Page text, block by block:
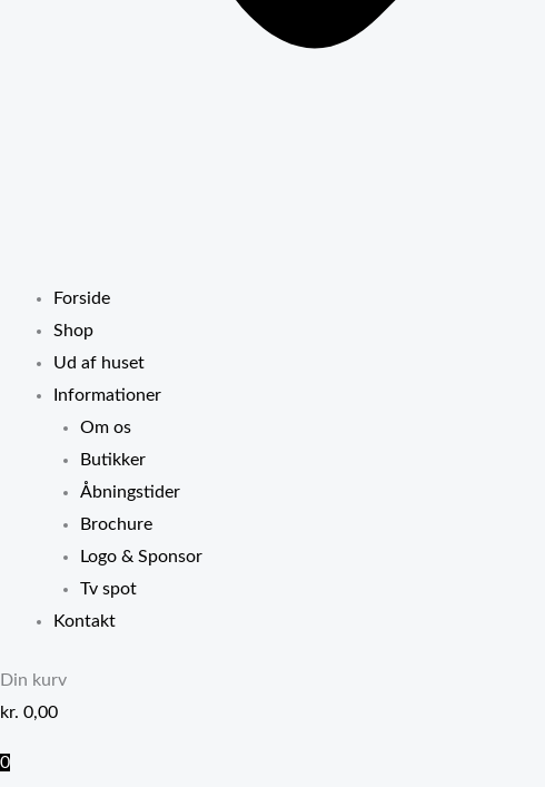
Forside
Shop
Ud af huset
Informationer
Om os
Butikker
Åbningstider
Brochure
Logo & Sponsor
Tv spot
Kontakt
Din kurv
kr. 0,00
0